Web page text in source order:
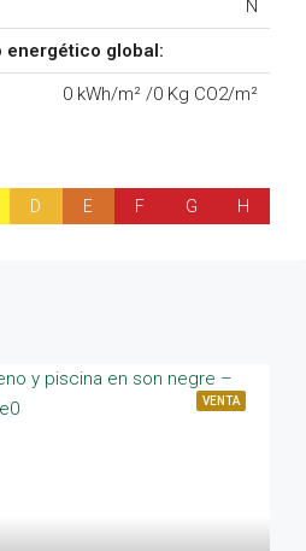
N
energético global:
0 kWh/m² /0 Kg CO2/m²
D E F G H
VENTA